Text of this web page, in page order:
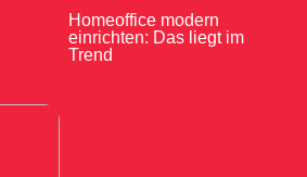
Homeoffice modern
einrichten: Das liegt im
Trend